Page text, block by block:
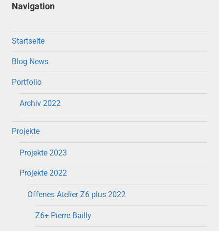
Navigation
Startseite
Blog News
Portfolio
Archiv 2022
Projekte
Projekte 2023
Projekte 2022
Offenes Atelier Z6 plus 2022
Z6+ Pierre Bailly